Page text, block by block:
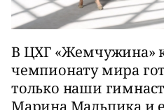
В ЦХГ «Жемчужина»
чемпионату мира
только наши
Марина Мальпика и